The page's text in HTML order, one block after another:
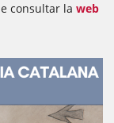
consultar la web